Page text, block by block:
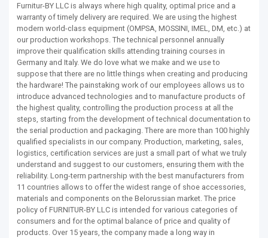
Furnitur-BY LLC is always where high quality, optimal price and a
warranty of timely delivery are required. We are using the highest
modern world-class equipment (OMPSA, MOSSINI, IMEL, DM, etc.) at
our production workshops. The technical personnel annually
improve their qualification skills attending training courses in
Germany and Italy. We do love what we make and we use to
suppose that there are no little things when creating and producing
the hardware! The painstaking work of our employees allows us to
introduce advanced technologies and to manufacture products of
the highest quality, controlling the production process at all the
steps, starting from the development of technical documentation to
the serial production and packaging. There are more than 100 highly
qualified specialists in our company. Production, marketing, sales,
logistics, certification services are just a small part of what we truly
understand and suggest to our customers, ensuring them with the
reliability. Long-term partnership with the best manufacturers from
11 countries allows to offer the widest range of shoe accessories,
materials and components on the Belorussian market. The price
policy of FURNITUR-BY LLC is intended for various categories of
consumers and for the optimal balance of price and quality of
products. Over 15 years, the company made a long way in